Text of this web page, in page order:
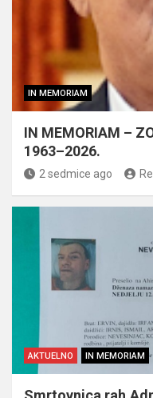
IN MEMORIAM
IN MEMORIAM –
1963–2026.
2 sedmice ago
AKTUELNO IN MEMORIAM